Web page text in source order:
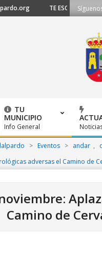
TE ESCUCHAMOS
TU
MUNICIPIO
Info General
> Eventos > andar ,
adversas el Camino de
Camino de